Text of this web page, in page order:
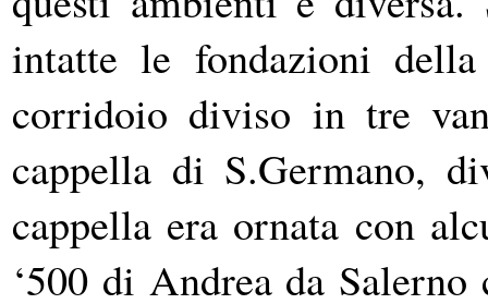
intatte le fondazioni
corridoio diviso in tre
cappella di S.Germano,
cappella era ornata con
‘500 di Andrea da